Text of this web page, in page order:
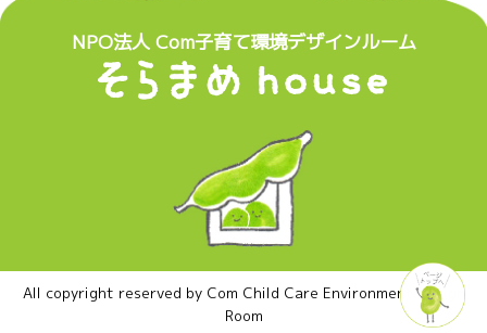
NPO法人 Com子育て環境デザインルーム
All copyright reserved by Com Child Care Environment Design
Room